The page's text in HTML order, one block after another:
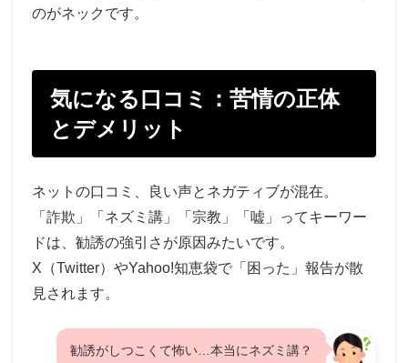
のがネックです。
気になる口コミ：苦情の正体
とデメリット
ネットの口コミ、良い声とネガティブが混在。
「詐欺」「ネズミ講」「宗教」「嘘」ってキーワー
ドは、勧誘の強引さが原因みたいです。
X（Twitter）やYahoo!知恵袋で「困った」報告が散
見されます。
勧誘がしつこくて怖い…本当にネズミ講？